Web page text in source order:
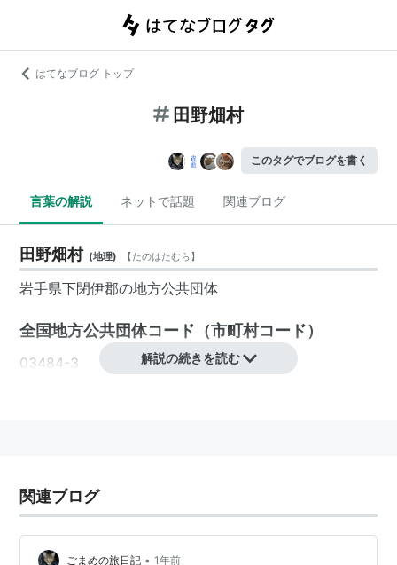
はてなブログ トップ
田野畑村
このタグでブログを書く
言葉の解説 ネットで話題 関連ブログ
田野畑村 (地理) 【たのはたむら】
岩手県下閉伊郡の地方公共団体
全国地方公共団体コード （市町村コード）
03484-3 解説の続きを読む
関連ブログ
ごまめの旅日記 • 1年前